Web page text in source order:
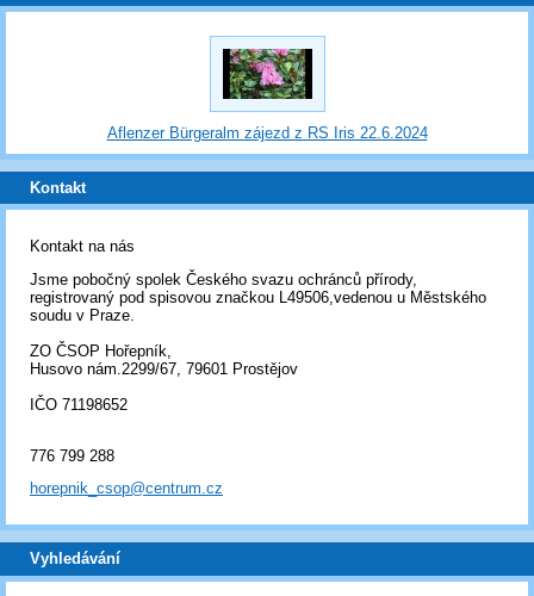
Aflenzer Bürgeralm zájezd z RS Iris 22.6.2024
Kontakt
Kontakt na nás
Jsme pobočný spolek Českého svazu ochránců přírody,
registrovaný pod spisovou značkou L49506,vedenou u Městského
soudu v Praze.
ZO ČSOP Hořepník,
Husovo nám.2299/67, 79601 Prostějov
IČO 71198652
776 799 288
horepnik_csop@centrum.cz
Vyhledávání